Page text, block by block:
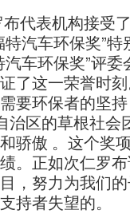
代表机构接受
汽车环保奖”
车环保奖”评
了这一荣誉时
要环保者的坚
治区的草根社
骄傲 。这个奖
。正如次仁罗
，努力为我们
持者失望的。